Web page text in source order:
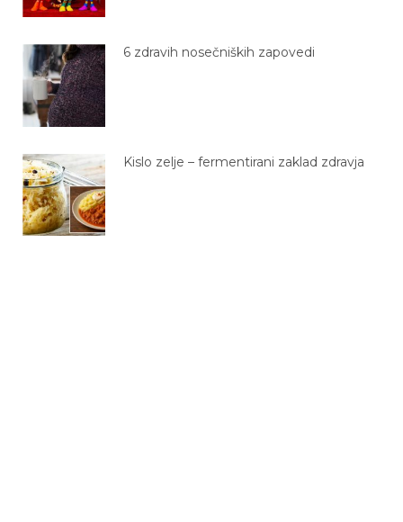
6 zdravih nosečniških zapovedi
Kislo zelje – fermentirani zaklad zdravja